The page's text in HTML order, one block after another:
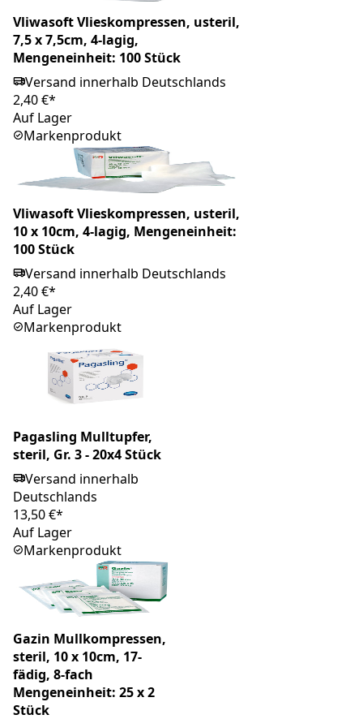
Vliwasoft Vlieskompressen, usteril,
7,5 x 7,5cm, 4-lagig,
Mengeneinheit: 100 Stück
Versand innerhalb Deutschlands
2,40 €*
Auf Lager
Markenprodukt
Vliwasoft Vlieskompressen, usteril,
10 x 10cm, 4-lagig, Mengeneinheit:
100 Stück
Versand innerhalb Deutschlands
2,40 €*
Auf Lager
Markenprodukt
Pagasling Mulltupfer,
steril, Gr. 3 - 20x4 Stück
Versand innerhalb
Deutschlands
13,50 €*
Auf Lager
Markenprodukt
Gazin Mullkompressen,
steril, 10 x 10cm, 17-
fädig, 8-fach
Mengeneinheit: 25 x 2
Stück